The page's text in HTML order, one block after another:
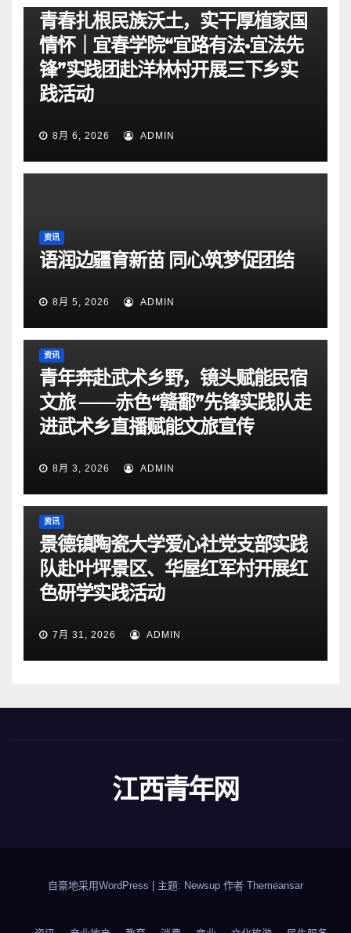
青春扎根民族沃土，实干厚植家国
情怀｜宜春学院“宜路有法•宜法先
锋”实践团赴洋林村开展三下乡实
践活动
8月 6, 2026 ADMIN
资讯
语润边疆育新苗 同心筑梦促团结
8月 5, 2026 ADMIN
资讯
青年奔赴武术乡野，镜头赋能民宿
文旅 ——赤色“赣鄱”先锋实践队走
进武术乡直播赋能文旅宣传
8月 3, 2026 ADMIN
资讯
景德镇陶瓷大学爱心社党支部实践
队赴叶坪景区、华屋红军村开展红
色研学实践活动
7月 31, 2026 ADMIN
江西青年网
自豪地采用WordPress 主题: Newsup 作者 Themeansar